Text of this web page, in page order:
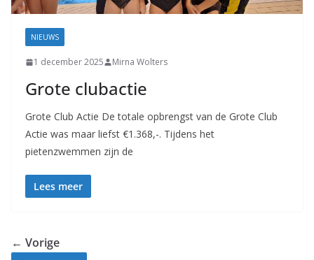
NIEUWS
1 december 2025 Mirna Wolters
Grote clubactie
Grote Club Actie De totale opbrengst van de Grote Club
Actie was maar liefst €1.368,-. Tijdens het
pietenzwemmen zijn de
Lees meer
← Vorige